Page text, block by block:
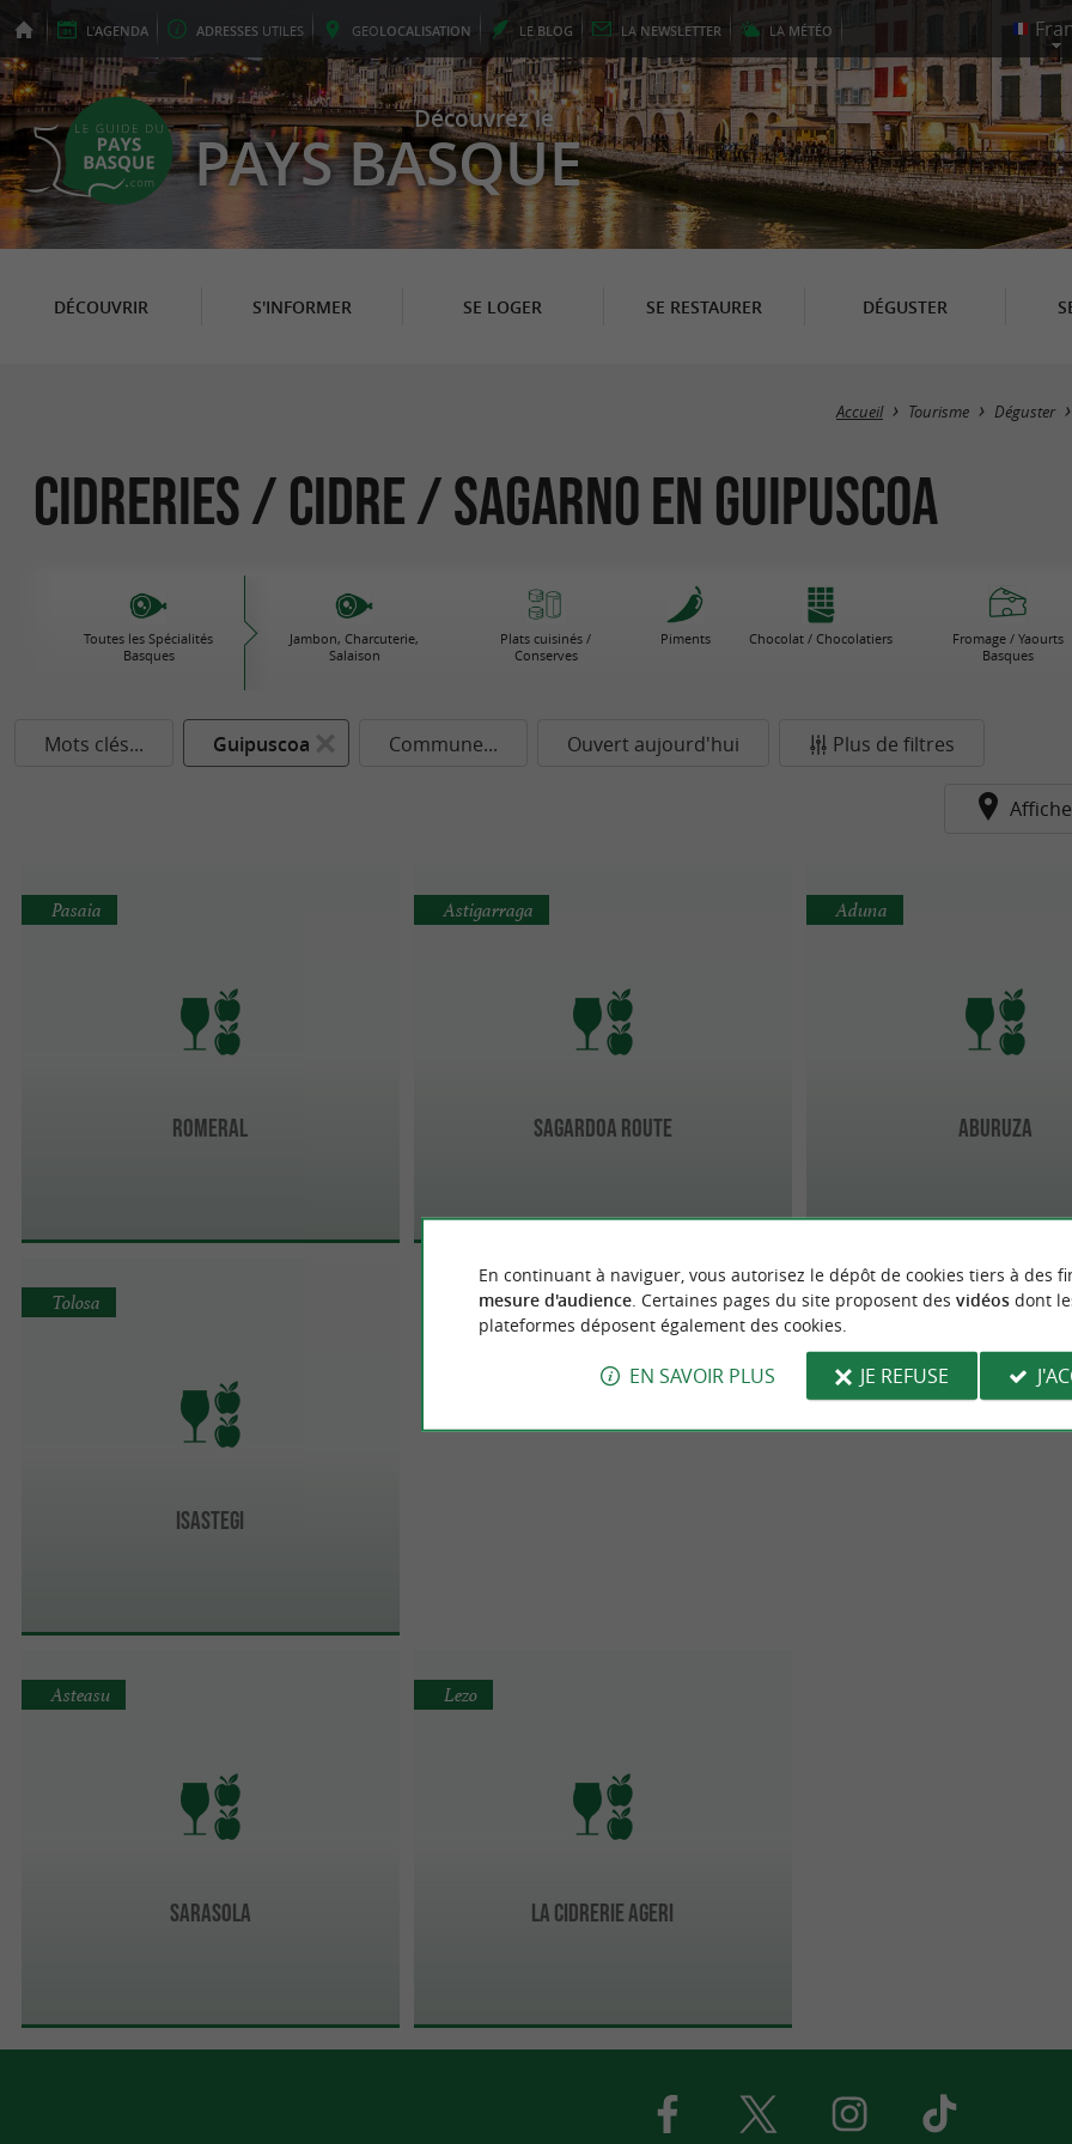
L'AGENDA ADRESSES UTILES GEOLOCALISATION LE BLOG LA NEWSLETTER LA MÉTÉO
Découvrez le
PAYS BASQUE
DÉCOUVRIR S'INFORMER SE LOGER SE RESTAURER DÉGUSTER
Accueil Tourisme Déguster
Cidreries / Cidre / Sagarno en Guipuscoa
Toutes les Spécialités
Basques
Jambon, Charcuterie,
Salaison
Plats cuisinés /
Conserves
Piments Chocolat / Chocolatiers
Fromage / Yaourts
Basques
Mots clés... Guipuscoa Commune... Ouvert aujourd'hui Plus de filtres
Romeral
Pasaia
Sagardoa Route
Astigarraga
ABURUZA
Aduna
ISASTEGI
Tolosa
SARASOLA
Asteasu
La Cidrerie Ageri
Lezo
En continuant à naviguer, vous autorisez le dépôt de cookies tiers à des
mesure d'audience. Certaines pages du site proposent des vidéosdont
plateformes déposent également des cookies.
EN SAVOIR PLUS JE REFUSE